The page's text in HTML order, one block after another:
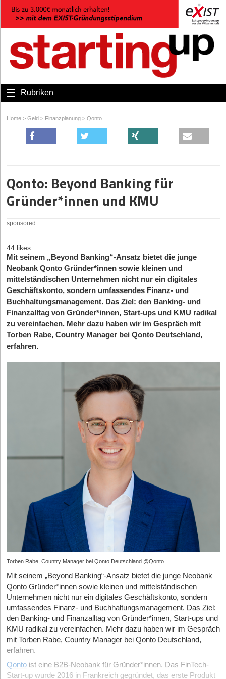
Rubriken
Home > Geld > Finanzplanung > Qonto
Qonto: Beyond Banking für
Gründer*innen und KMU
sponsored
44 likes
Mit seinem „Beyond Banking“-Ansatz bietet die junge
Neobank Qonto Gründer*innen sowie kleinen und
mittelständischen Unternehmen nicht nur ein digitales
Geschäftskonto, sondern umfassendes Finanz- und
Buchhaltungsmanagement. Das Ziel: den Banking- und
Finanzalltag von Gründer*innen, Start-ups und KMU radikal
zu vereinfachen. Mehr dazu haben wir im Gespräch mit
Torben Rabe, Country Manager bei Qonto Deutschland,
erfahren.
Torben Rabe, Country Manager bei Qonto Deutschland @Qonto
Mit seinem „Beyond Banking“-Ansatz bietet die junge Neobank
Qonto Gründer*innen sowie kleinen und mittelständischen
Unternehmen nicht nur ein digitales Geschäftskonto, sondern
umfassendes Finanz- und Buchhaltungsmanagement. Das Ziel:
den Banking- und Finanzalltag von Gründer*innen, Start-ups und
KMU radikal zu vereinfachen. Mehr dazu haben wir im Gespräch
mit Torben Rabe, Country Manager bei Qonto Deutschland,
erfahren.
Qonto ist eine B2B-Neobank für Gründer*innen. Das FinTech-
Start-up wurde 2016 in Frankreich gegründet, das erste Produkt